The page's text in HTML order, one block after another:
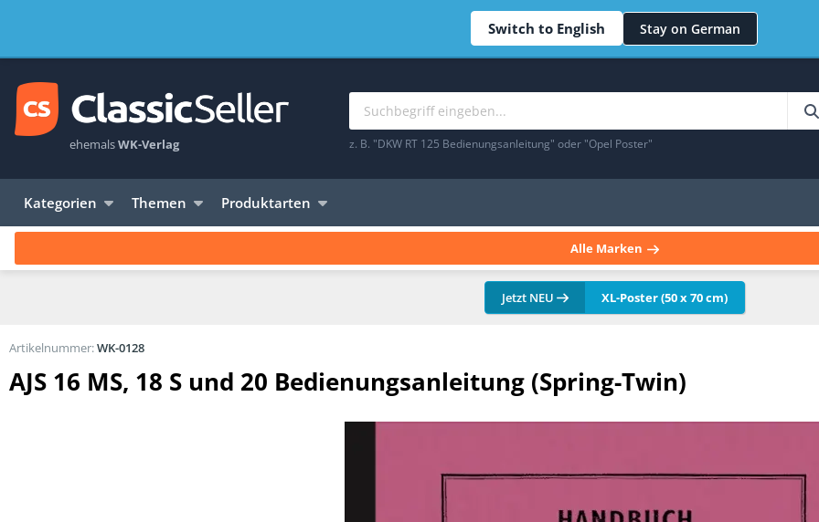
Switch to English Stay on German
ehemalsWK-Verlag z. B. "DKW RT 125 Bedienungsanleitung" oder "Opel Poster"
Kategorien Themen Produktarten
Alle Marken
Jetzt NEU XL-Poster (50 x 70 cm)
AJS 16 MS, 18 S und 20 Bedienungsanleitung (Spring-Twin)
Artikelnummer:WK-0128